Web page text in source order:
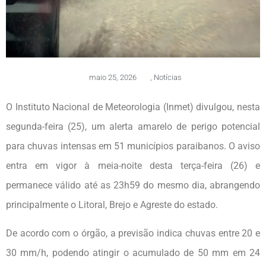
maio 25, 2026 , Notícias
O Instituto Nacional de Meteorologia (Inmet) divulgou, nesta
segunda-feira (25), um alerta amarelo de perigo potencial
para chuvas intensas em 51 municípios paraibanos. O aviso
entra em vigor à meia-noite desta terça-feira (26) e
permanece válido até as 23h59 do mesmo dia, abrangendo
principalmente o Litoral, Brejo e Agreste do estado.
De acordo com o órgão, a previsão indica chuvas entre 20 e
30 mm/h, podendo atingir o acumulado de 50 mm em 24